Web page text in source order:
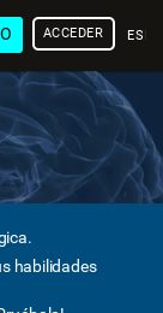
ACCEDER
habilidades